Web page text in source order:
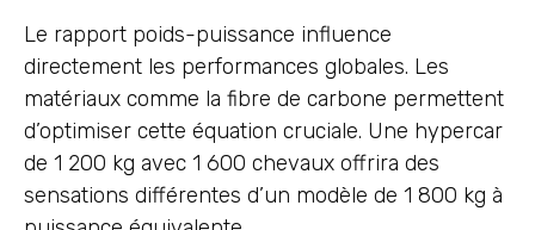
Le rapport poids-puissance influence
directement les performances globales. Les
matériaux comme la fibre de carbone permettent
d’optimiser cette équation cruciale. Une hypercar
de 1 200 kg avec 1 600 chevaux offrira des
sensations différentes d’un modèle de 1 800 kg à